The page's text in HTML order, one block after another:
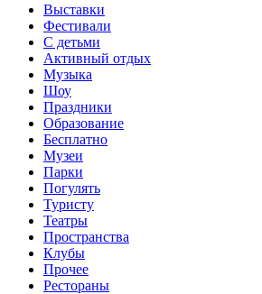
Выставки
Фестивали
С детьми
Активный отдых
Музыка
Шоу
Праздники
Образование
Бесплатно
Музеи
Парки
Погулять
Туристу
Театры
Пространства
Клубы
Прочее
Рестораны